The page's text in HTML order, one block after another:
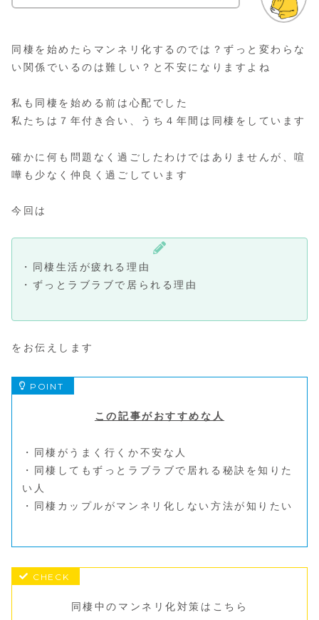
同棲を始めたらマンネリ化するのでは？ずっと変わらな
い関係でいるのは難しい？と不安になりますよね
私も同棲を始める前は心配でした
私たちは７年付き合い、うち４年間は同棲をしています
確かに何も問題なく過ごしたわけではありませんが、喧
嘩も少なく仲良く過ごしています
今回は
・同棲生活が疲れる理由
・ずっとラブラブで居られる理由
をお伝えします
この記事がおすすめな人
・同棲がうまく行くか不安な人
・同棲してもずっとラブラブで居れる秘訣を知りた
い人
・同棲カップルがマンネリ化しない方法が知りたい
同棲中のマンネリ化対策はこちら